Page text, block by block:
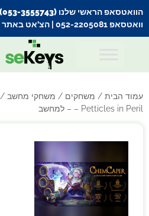
הוואטסאפ הראשי שלנו (053-3555743) בתקלה זמנית
וואטסאפ 052-2205081
| הצ’אט באתר |
עמוד הבית / משחקים / משחקי מחשב /
– Petticles in Peril – למחשב